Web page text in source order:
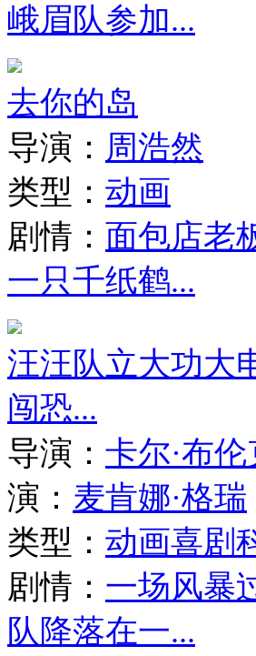
峨眉队参加...
去你的岛
导演： 周浩然
类型： 动画
剧情： 面包店老
一只千纸鹤...
汪汪队立大功大
闯恐...
导演： 卡尔·布
演： 麦肯娜·格瑞
类型： 动画喜剧
剧情： 一场风暴
队降落在一...